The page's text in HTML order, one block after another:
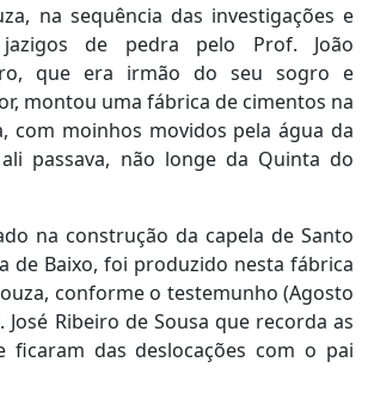
na sequência das investigações e
de pedra pelo Prof. João
que era irmão do seu sogro e
montou uma fábrica de cimentos na
com moinhos movidos pela água da
passava, não longe da Quinta do
na construção da capela de Santo
de Baixo, foi produzido nesta fábrica
conforme o testemunho (Agosto
José Ribeiro de Sousa que recorda as
ficaram das deslocações com o pai